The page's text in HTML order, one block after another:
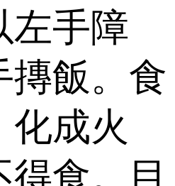
左手障
摶飯。食
化成火
食。目